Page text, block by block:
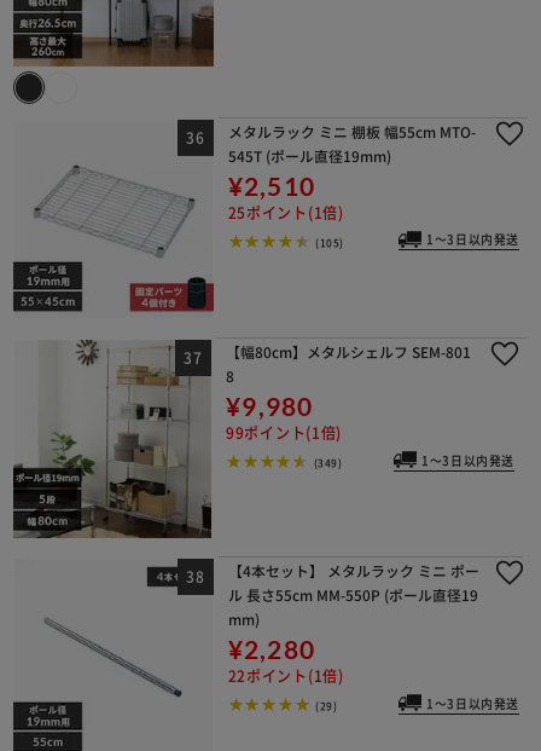
メタルラック ミニ 棚板 幅55cm MTO-
545T (ポール直径19mm)
¥2,510
25ポイント(1倍)
(105) 1～3日以内発送
【幅80cm】メタルシェルフ SEM-801
8
¥9,980
99ポイント(1倍)
(349) 1～3日以内発送
【4本セット】 メタルラック ミニ ポー
ル 長さ55cm MM-550P (ポール直径19
mm)
¥2,280
22ポイント(1倍)
(29) 1～3日以内発送